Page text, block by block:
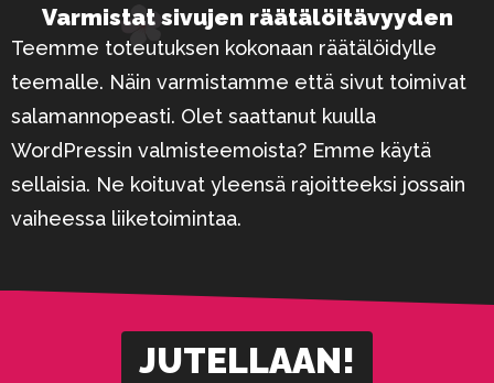
Varmistat sivujen räätälöitävyyden
Teemme toteutuksen kokonaan räätälöidylle
teemalle. Näin varmistamme että sivut toimivat
salamannopeasti. Olet saattanut kuulla
WordPressin valmisteemoista? Emme käytä
sellaisia. Ne koituvat yleensä rajoitteeksi jossain
vaiheessa liiketoimintaa.
JUTELLAAN!